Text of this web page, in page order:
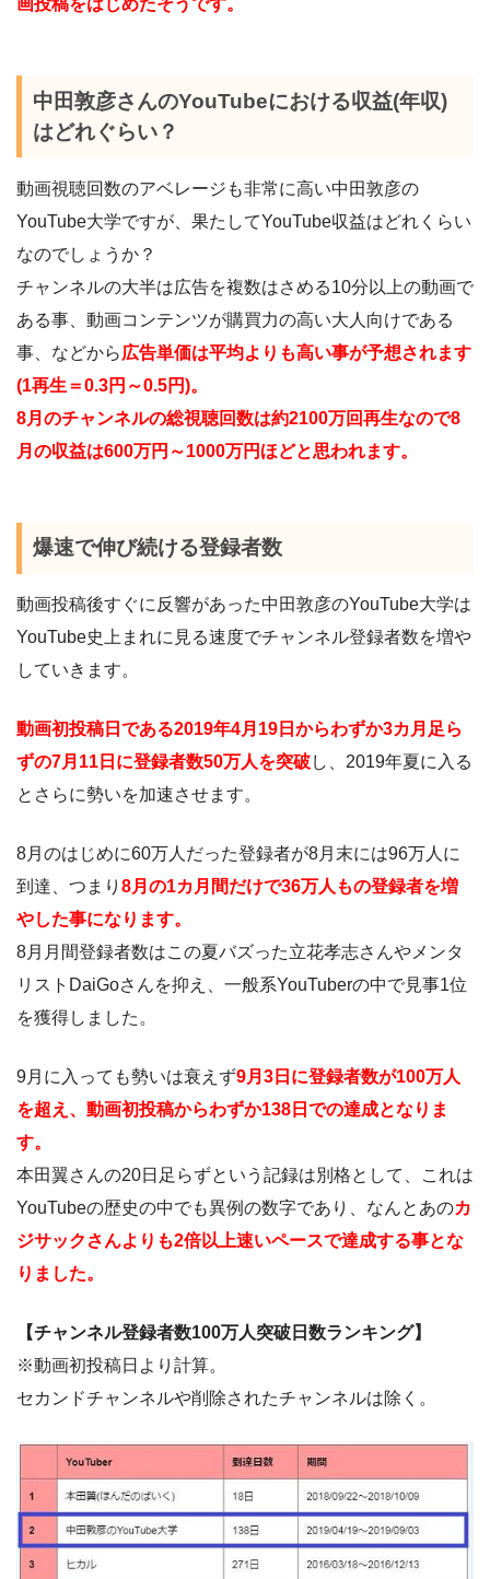
画投稿をはじめたそうです。
中田敦彦さんのYouTubeにおける収益(年収)
はどれぐらい？
動画視聴回数のアベレージも非常に高い中田敦彦の
YouTube大学ですが、果たしてYouTube収益はどれくらい
なのでしょうか？
チャンネルの大半は広告を複数はさめる10分以上の動画で
ある事、動画コンテンツが購買力の高い大人向けである
事、などから広告単価は平均よりも高い事が予想されます
(1再生＝0.3円～0.5円)。
8月のチャンネルの総視聴回数は約2100万回再生なので8
月の収益は600万円～1000万円ほどと思われます。
爆速で伸び続ける登録者数
動画投稿後すぐに反響があった中田敦彦のYouTube大学は
YouTube史上まれに見る速度でチャンネル登録者数を増や
していきます。
動画初投稿日である2019年4月19日からわずか3カ月足ら
ずの7月11日に登録者数50万人を突破し、2019年夏に入る
とさらに勢いを加速させます。
8月のはじめに60万人だった登録者が8月末には96万人に
到達、つまり 8月の1カ月間だけで36万人もの登録者を増
やした事になります。
8月月間登録者数はこの夏バズった立花孝志さんやメンタ
リストDaiGoさんを抑え、一般系YouTuberの中で見事1位
を獲得しました。
9月に入っても勢いは衰えず9月3日に登録者数が100万人
を超え、動画初投稿からわずか138日での達成となりま
す。
本田翼さんの20日足らずという記録は別格として、これは
YouTubeの歴史の中でも異例の数字であり、なんとあのカ
ジサックさんよりも2倍以上速いペースで達成する事とな
りました。
【チャンネル登録者数100万人突破日数ランキング】
※動画初投稿日より計算。
セカンドチャンネルや削除されたチャンネルは除く。